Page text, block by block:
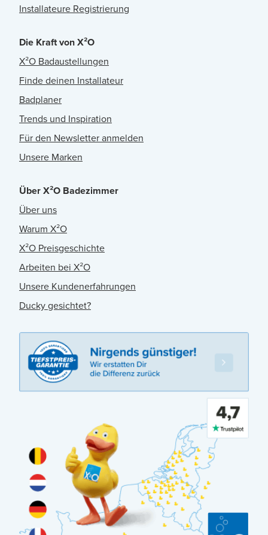
Installateure Registrierung
Die Kraft von X²O
X²O Badaustellungen
Finde deinen Installateur
Badplaner
Trends und Inspiration
Für den Newsletter anmelden
Unsere Marken
Über X²O Badezimmer
Über uns
Warum X²O
X²O Preisgeschichte
Arbeiten bei X²O
Unsere Kundenerfahrungen
Ducky gesichtet?